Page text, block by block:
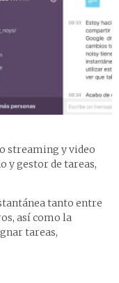
streaming y video
y gestor de tareas,
tanto entre
así como la
tareas,